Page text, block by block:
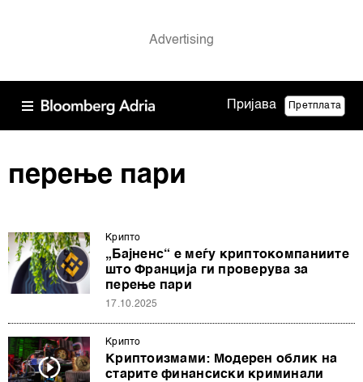
Пријава Претплата
перење пари
Крипто
„Бајненс“ е меѓу криптокомпаниите
што Франција ги проверува за
перење пари
17.10.2025
Крипто
Криптоизмами: Модерен облик на
старите финансиски криминали